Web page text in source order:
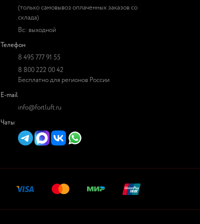
(только самовывоз оплаченных заказов со
склада)
Вс: выходной
Телефон
8 495 777 91 55
8 800 222 00 42
Бесплатно для регионов России
E-mail
info@fortluft.ru
Чаты